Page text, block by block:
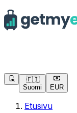
🇫🇮
Suomi
EUR
Etusivu